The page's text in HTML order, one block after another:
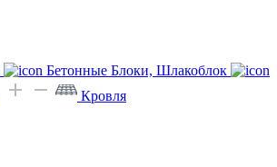
Бетонные Блоки, Шлакоблок
Кровля